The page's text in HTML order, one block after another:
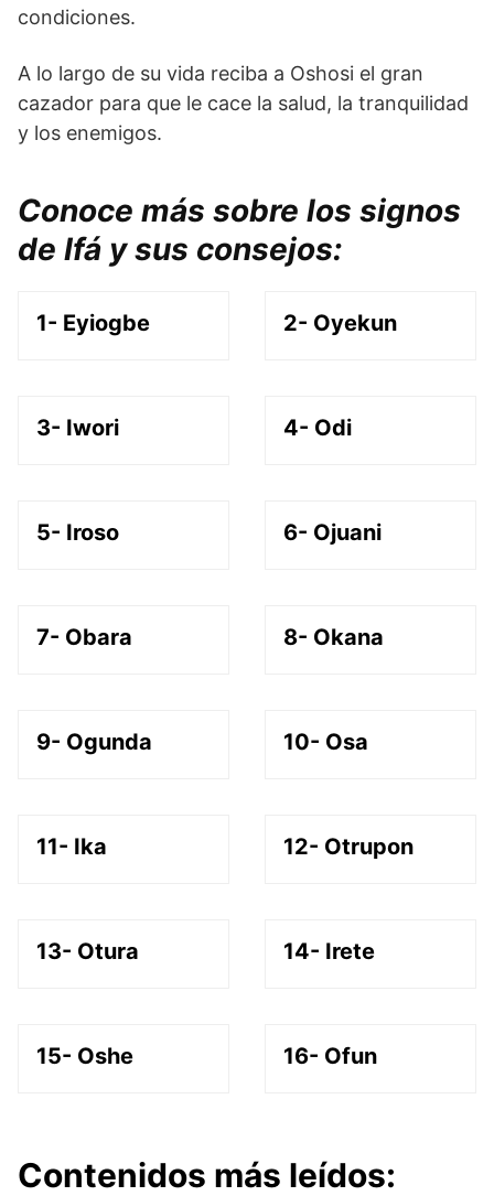
condiciones.
A lo largo de su vida reciba a Oshosi el gran
cazador para que le cace la salud, la tranquilidad
y los enemigos.
Conoce más sobre los signos
de Ifá y sus consejos:
1- Eyiogbe 2- Oyekun
3- Iwori 4- Odi
5- Iroso 6- Ojuani
7- Obara 8- Okana
9- Ogunda 10- Osa
11- Ika 12- Otrupon
13- Otura 14- Irete
15- Oshe 16- Ofun
Contenidos más leídos: